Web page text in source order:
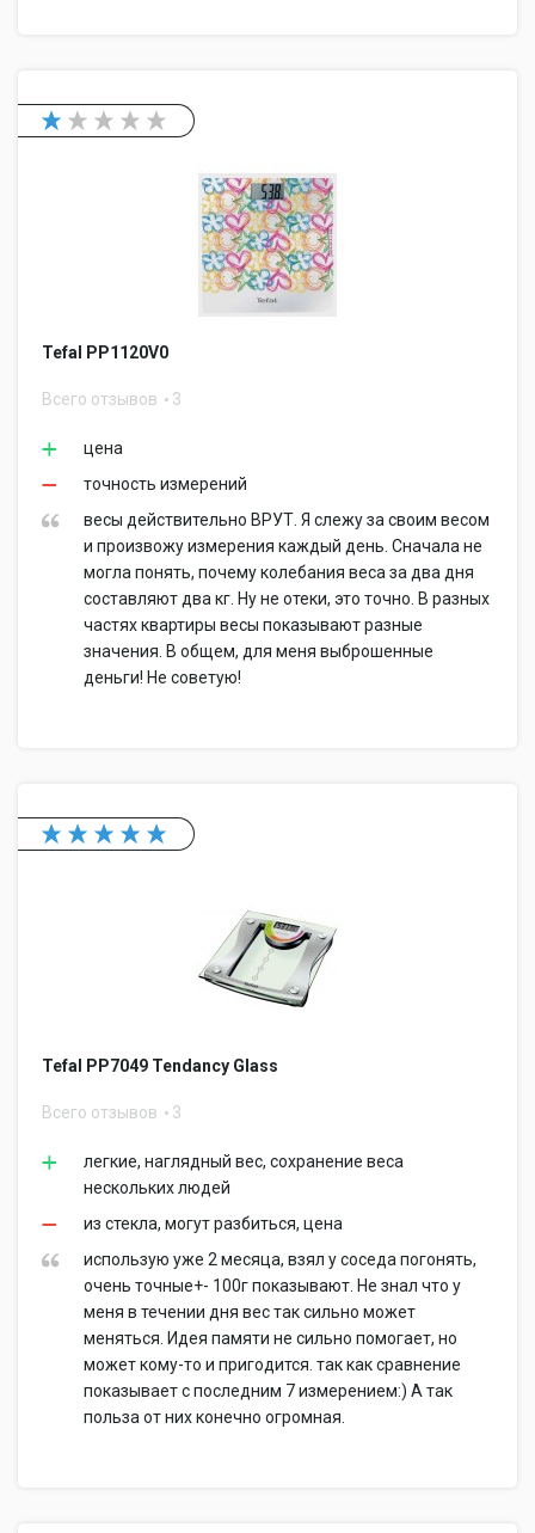
Tefal PP1120V0
Всего отзывов 3
цена
точность измерений
весы действительно ВРУТ. Я слежу за своим весом
и произвожу измерения каждый день. Сначала не
могла понять, почему колебания веса за два дня
составляют два кг. Ну не отеки, это точно. В разных
частях квартиры весы показывают разные
значения. В общем, для меня выброшенные
деньги! Не советую!
Tefal PP7049 Tendancy Glass
Всего отзывов 3
легкие, наглядный вес, сохранение веса
нескольких людей
из стекла, могут разбиться, цена
использую уже 2 месяца, взял у соседа погонять,
очень точные+- 100г показывают. Не знал что у
меня в течении дня вес так сильно может
меняться. Идея памяти не сильно помогает, но
может кому-то и пригодится. так как сравнение
показывает с последним 7 измерением:) А так
польза от них конечно огромная.